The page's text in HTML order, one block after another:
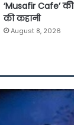
‘Musafir Cafe’
की कहानी
August 8, 2026